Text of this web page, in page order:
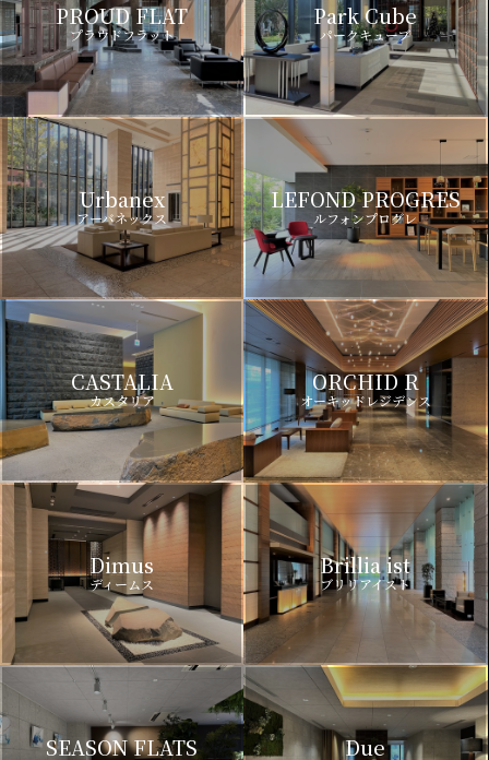
PROUD FLAT
プラウドフラット
Park Cube
パークキューブ
Urbanex
アーバネックス
LEFOND PROGRES
ルフォンプログレ
CASTALIA
カスタリア
ORCHID R
オーキッドレジデンス
Dimus
ディームス
Brillia ist
ブリリアイスト
SEASON FLATS Due